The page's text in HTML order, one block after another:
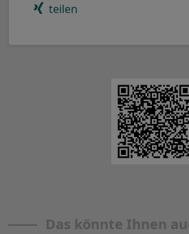
teilen
Das könnte Ihnen